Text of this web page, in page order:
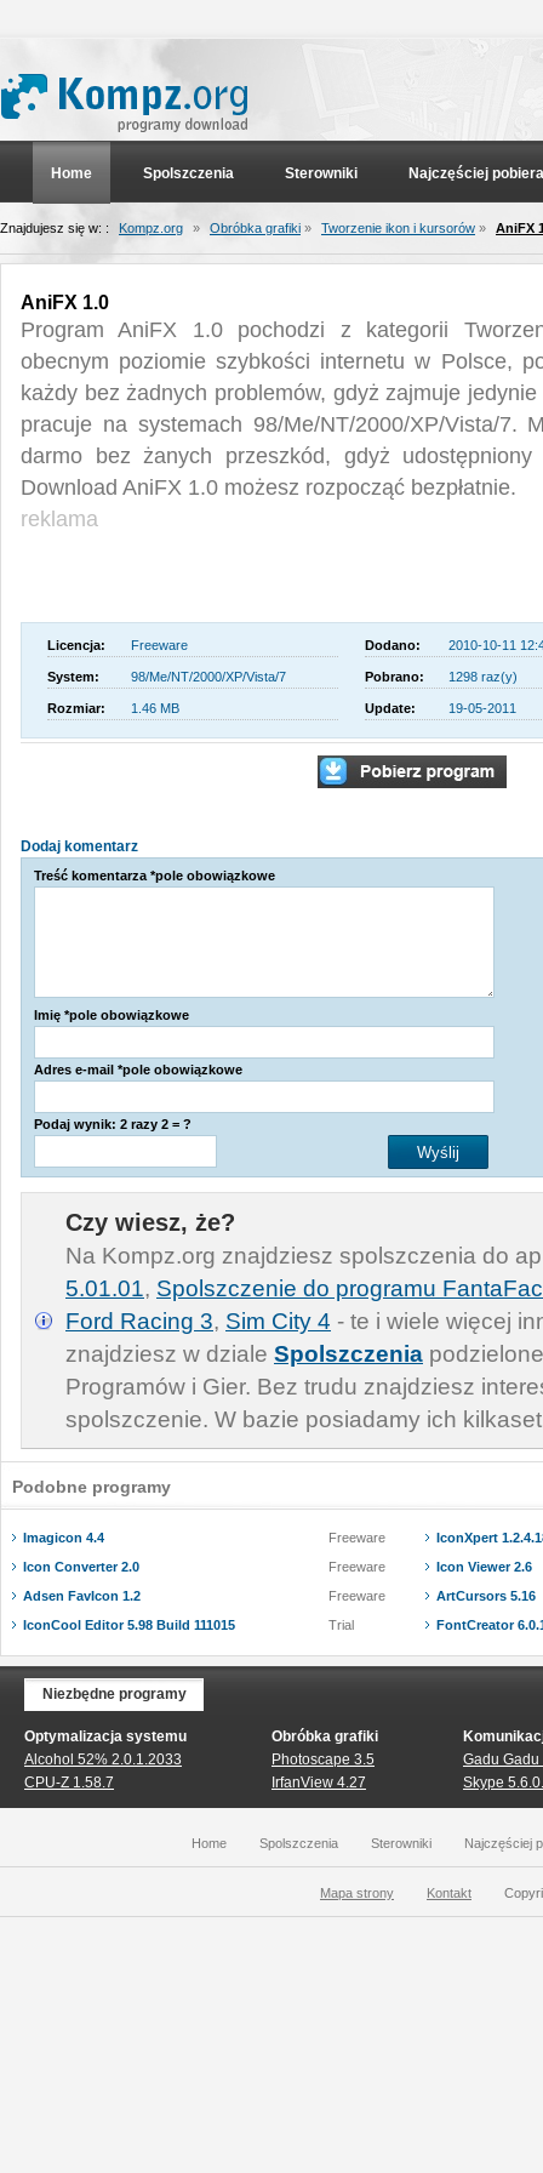
Home Spolszczenia Sterowniki Najczęściej
Znajdujesz się w: : Kompz.org » Obróbka grafiki » Tworzenie ikon i kursorów » AniFX
AniFX 1.0
Program AniFX 1.0 pochodzi z kategorii
obecnym poziomie szybkości internetu w Polsce,
każdy bez żadnych problemów, gdyż zajmuje
pracuje na systemach 98/Me/NT/2000/XP/Vista/7.
darmo bez żanych przeszkód, gdyż
Download AniFX 1.0 możesz rozpocząć bezpłatnie.
reklama
Licencja: Freeware Dodano: 2010-10-11
System: 98/Me/NT/2000/XP/Vista/7 Pobrano: 1298 raz(y)
Rozmiar: 1.46 MB Update: 19-05-2011
Dodaj komentarz
Treść komentarza *pole obowiązkowe
Imię *pole obowiązkowe
Adres e-mail *pole obowiązkowe
Podaj wynik: 2 razy 2 = ?
Czy wiesz, że?
Na Kompz.org znajdziesz spolszczenia do
5.01.01, Spolszczenie do programu
Ford Racing 3, Sim City 4 - te i wiele więcej
znajdziesz w dziale Spolszczenia
Programów i Gier. Bez trudu znajdziesz
spolszczenie. W bazie posiadamy ich
Podobne programy
Imagicon 4.4
Freeware
Icon Converter 2.0
Freeware
Adsen FavIcon 1.2
Freeware
IconCool Editor 5.98 Build 111015
Trial
IconXpert
Icon Viewer 2.6
ArtCursors 5.16
FontCreator
Niezbędne programy
Optymalizacja systemu
Alcohol 52% 2.0.1.2033
CPU-Z 1.58.7
Obróbka grafiki
Photoscape 3.5
IrfanView 4.27
Gadu
Skype
Home Spolszczenia Sterowniki Najczęściej
Mapa strony Kontakt